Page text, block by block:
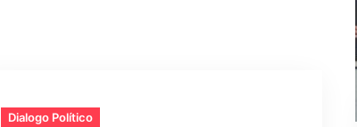
Dialogo Político